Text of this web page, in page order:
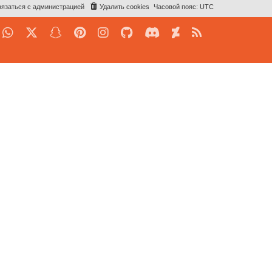
Часовой пояс: UTC
Удалить cookies
с администрацией